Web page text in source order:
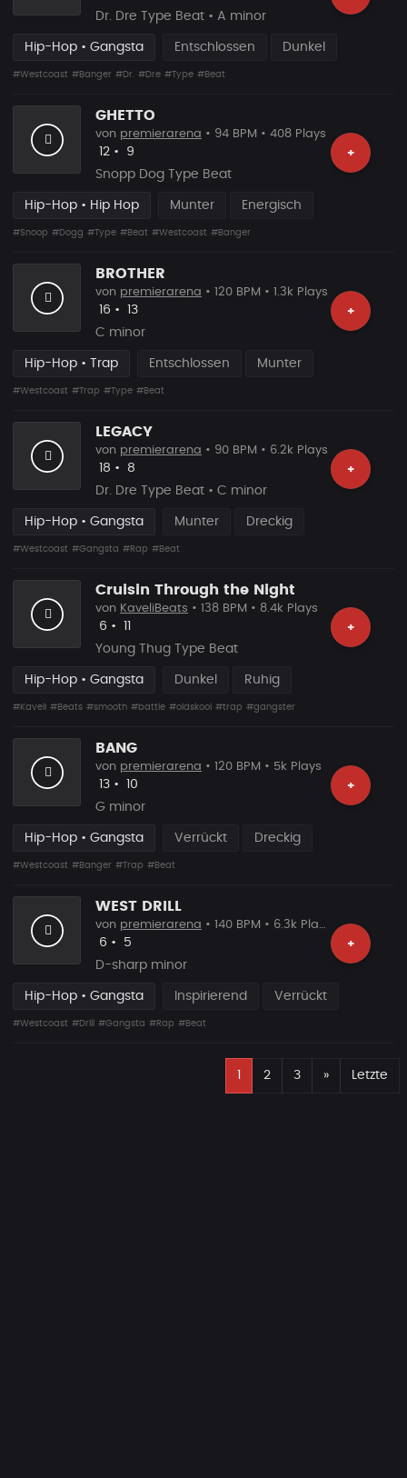
Dr. Dre Type Beat • A minor
Hip-Hop • Gangsta Entschlossen Dunkel
#Westcoast #Banger #Dr. #Dre #Type #Beat
GHETTO
+
von premierarena • 94 BPM • 408 Plays
Likes
12 • Vorgeschlagen
9
Snopp Dog Type Beat
Hip-Hop • Hip Hop Munter Energisch
#Snoop #Dogg #Type #Beat #Westcoast #Banger
BROTHER
+
von premierarena • 120 BPM • 1.3k Plays
Likes
16 • Vorgeschlagen
13
C minor
Hip-Hop • Trap Entschlossen Munter
#Westcoast #Trap #Type #Beat
LEGACY
+
von premierarena • 90 BPM • 6.2k Plays
Likes
18 • Vorgeschlagen
8
Dr. Dre Type Beat • C minor
Hip-Hop • Gangsta Munter Dreckig
#Westcoast #Gangsta #Rap #Beat
Cruisin Through the Night
+
von KaveliBeats • 138 BPM • 8.4k Plays
Likes
6 • Vorgeschlagen
Young Thug Type Beat
Hip-Hop • Gangsta Dunkel Ruhig
#Kaveli #Beats #smooth #battle #oldskool #trap #gangster
BANG
+
von premierarena • 120 BPM • 5k Plays
Likes
13 • Vorgeschlagen
10
G minor
Hip-Hop • Gangsta Verrückt Dreckig
#Westcoast #Banger #Trap #Beat
WEST DRILL
+
von premierarena • 140 BPM • 6.3k Plays
Likes
6 • Vorgeschlagen
5
D-sharp minor
Hip-Hop • Gangsta Inspirierend Verrückt
#Westcoast #Drill #Gangsta #Rap #Beat
2 3 »Nächste
Letzte